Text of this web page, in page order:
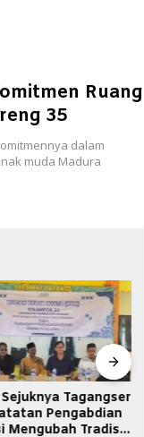
Ruang
35
dalam
muda Madura
Berkali-Kali
Intim dengan
Istri Lapor